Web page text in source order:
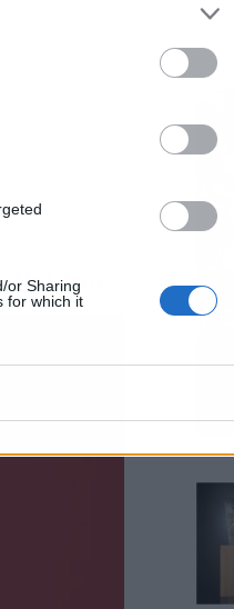
or Sharing
for which it